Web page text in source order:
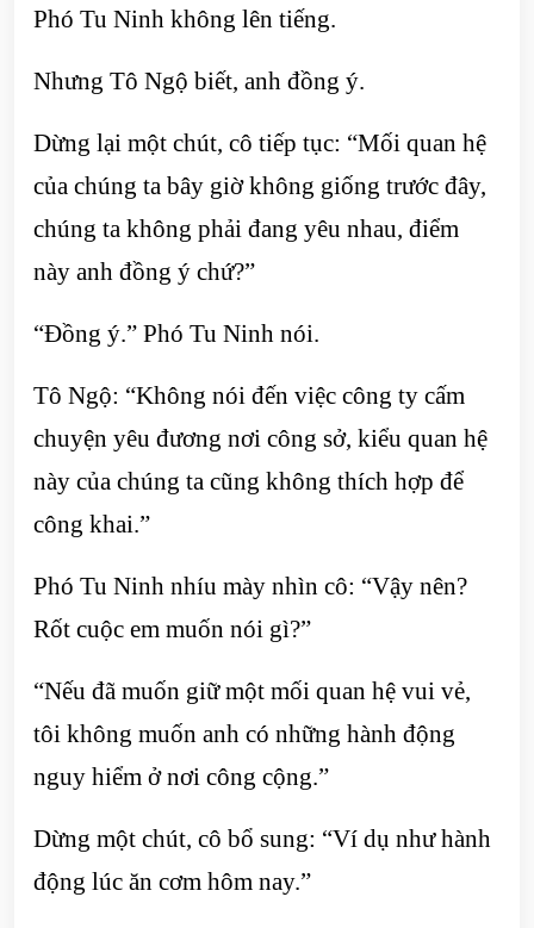
Phó Tu Ninh không lên tiếng.
Nhưng Tô Ngộ biết, anh đồng ý.
Dừng lại một chút, cô tiếp tục: “Mối quan hệ
của chúng ta bây giờ không giống trước đây,
chúng ta không phải đang yêu nhau, điểm
này anh đồng ý chứ?”
“Đồng ý.” Phó Tu Ninh nói.
Tô Ngộ: “Không nói đến việc công ty cấm
chuyện yêu đương nơi công sở, kiểu quan hệ
này của chúng ta cũng không thích hợp để
công khai.”
Phó Tu Ninh nhíu mày nhìn cô: “Vậy nên?
Rốt cuộc em muốn nói gì?”
“Nếu đã muốn giữ một mối quan hệ vui vẻ,
tôi không muốn anh có những hành động
nguy hiểm ở nơi công cộng.”
Dừng một chút, cô bổ sung: “Ví dụ như hành
động lúc ăn cơm hôm nay.”